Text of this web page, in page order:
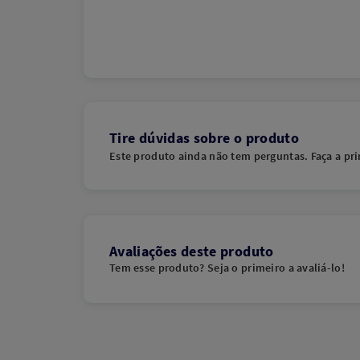
Tire dúvidas sobre o produto
Este produto ainda não tem perguntas. Faça a
Avaliações deste produto
Tem esse produto? Seja o primeiro a avaliá-lo!